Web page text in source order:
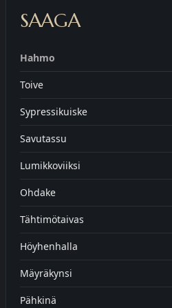
SAAGA
Hahmo
Toive
Sypressikuiske
Savutassu
Lumikkoviiksi
Ohdake
Tähtimötaivas
Höyhenhalla
Mäyräkynsi
Pähkinä